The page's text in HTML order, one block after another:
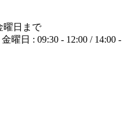
曜日まで
曜日 : 09:30 - 12:00 / 14:00 -